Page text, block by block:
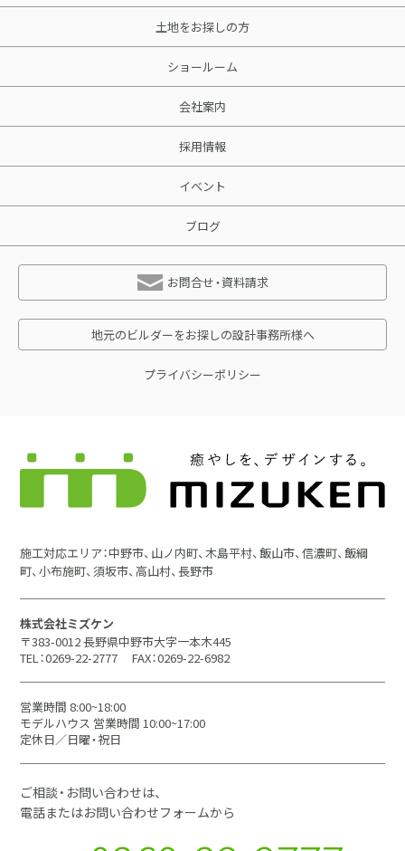
土地をお探しの方
ショールーム
会社案内
採用情報
イベント
ブログ
お問合せ・資料請求
地元のビルダーをお探しの設計事務所様へ
プライバシーポリシー
施工対応エリア：中野市、山ノ内町、木島平村、飯山市、信濃町、飯綱
町、小布施町、須坂市、高山村、長野市
株式会社ミズケン
〒383-0012 長野県中野市大字一本木445
TEL：0269-22-2777
FAX：0269-22-6982
営業時間 8:00~18:00
モデルハウス 営業時間 10:00~17:00
定休日／日曜・祝日
ご相談・お問い合わせは、
電話またはお問い合わせフォームから